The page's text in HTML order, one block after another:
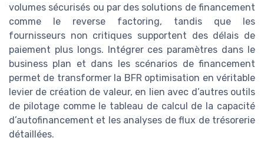
volumes sécurisés ou par des solutions de financement
comme le reverse factoring, tandis que les
fournisseurs non critiques supportent des délais de
paiement plus longs. Intégrer ces paramètres dans le
business plan et dans les scénarios de financement
permet de transformer la BFR optimisation en véritable
levier de création de valeur, en lien avec d’autres outils
de pilotage comme le tableau de calcul de la capacité
d’autofinancement et les analyses de flux de trésorerie
détaillées.